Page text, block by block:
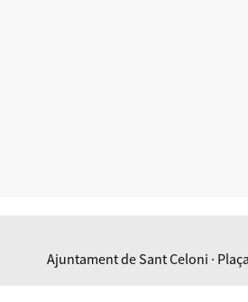
Ajuntament de Sant Celoni · Plaça